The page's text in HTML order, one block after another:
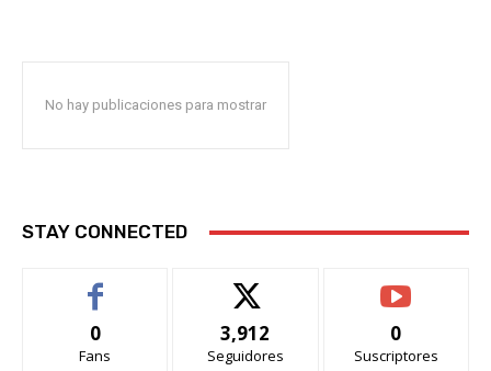
No hay publicaciones para mostrar
STAY CONNECTED
0
Fans
3,912
Seguidores
0
Suscriptores